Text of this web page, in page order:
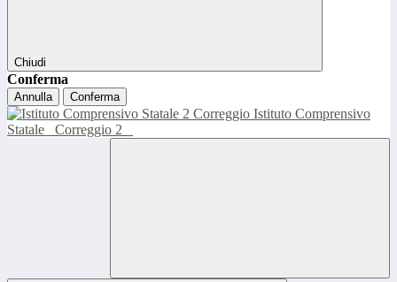
Chiudi
Conferma
Annulla Conferma
Istituto Comprensivo
Statale
Correggio 2